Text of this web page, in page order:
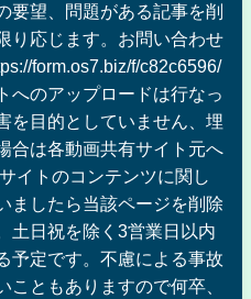
要望、問題がある記事を削
り応じます。お問い合わせ
form.os7.biz/f/c82c6596/
へのアップロードは行なっ
を目的としていません、埋
合は各動画共有サイト元へ
イトのコンテンツに関し
ましたら当該ページを削除
土日祝を除く3営業日以内
予定です。不慮による事故
ともありますので何卒、